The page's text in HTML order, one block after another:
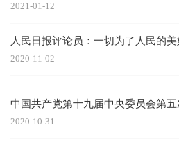
2021-01-12
人民日报评论员：一切为了人民的
2020-11-02
中国共产党第十九届中央委员会第
2020-10-31